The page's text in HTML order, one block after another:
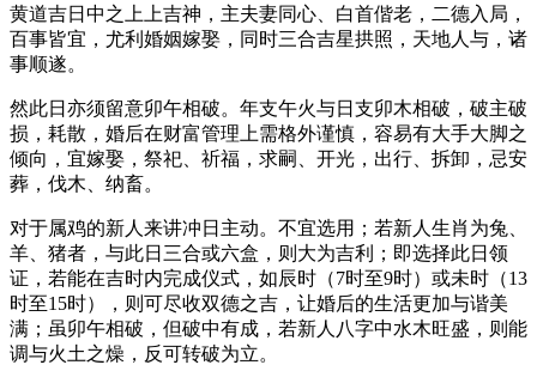
黄道吉日中之上上吉神，主夫妻同心、白首偕老，二德入局，
百事皆宜，尤利婚姻嫁娶，同时三合吉星拱照，天地人与，诸
事顺遂。
然此日亦须留意卯午相破。年支午火与日支卯木相破，破主破
损，耗散，婚后在财富管理上需格外谨慎，容易有大手大脚之
倾向，宜嫁娶，祭祀、祈福，求嗣、开光，出行、拆卸，忌安
葬，伐木、纳畜。
对于属鸡的新人来讲冲日主动。不宜选用；若新人生肖为兔、
羊、猪者，与此日三合或六盒，则大为吉利；即选择此日领
证，若能在吉时内完成仪式，如辰时（7时至9时）或未时（13
时至15时），则可尽收双德之吉，让婚后的生活更加与谐美
满；虽卯午相破，但破中有成，若新人八字中水木旺盛，则能
调与火土之燥，反可转破为立。